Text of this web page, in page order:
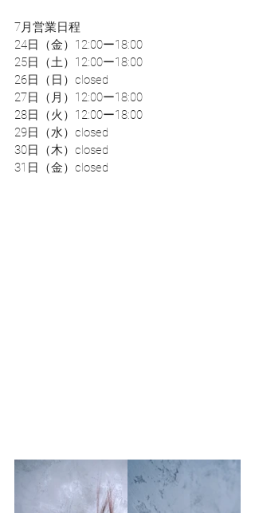
7月営業日程
24日（金）12:00ー18:00
25日（土）12:00ー18:00
26日（日）closed
27日（月）12:00ー18:00
28日（火）12:00ー18:00
29日（水）closed
30日（木）closed
31日（金）closed